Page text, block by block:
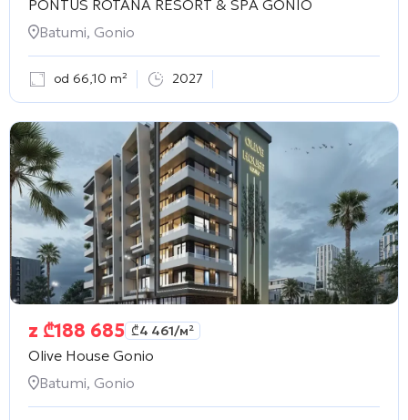
PONTUS ROTANA RESORT & SPA GONIO
Batumi, Gonio
od 66,10 m² 2027
z ₾188 685 ₾4 461/м²
Olive House Gonio
Batumi, Gonio